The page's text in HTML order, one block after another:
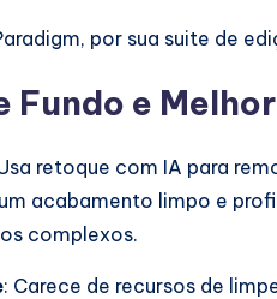
por sua suite de
Fundo e
retoque com IA para
acabamento limpo e
complexos.
: Carece de recursos de